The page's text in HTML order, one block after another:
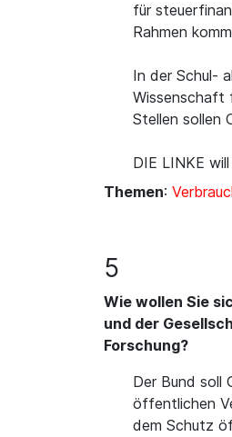
für
Rahmen
In der Schul-
Wissenschaft
Stellen sollen
DIE LINKE
Themen:
5
Wie wollen Sie
und der
Forschung?
Der Bund soll
öffentlichen
dem Schutz